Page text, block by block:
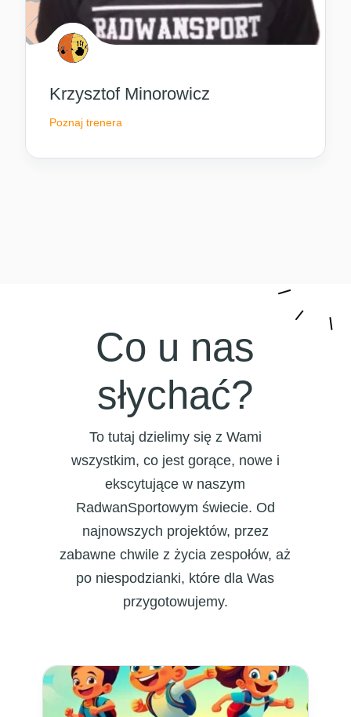
Krzysztof Minorowicz
Poznaj trenera
Co u nas
słychać?
To tutaj dzielimy się z Wami
wszystkim, co jest gorące, nowe i
ekscytujące w naszym
RadwanSportowym świecie. Od
najnowszych projektów, przez
zabawne chwile z życia zespołów, aż
po niespodzianki, które dla Was
przygotowujemy.